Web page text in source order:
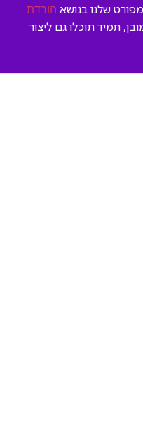
שלנו בנושא הורדת
תמיד תוכלו גם ליצור